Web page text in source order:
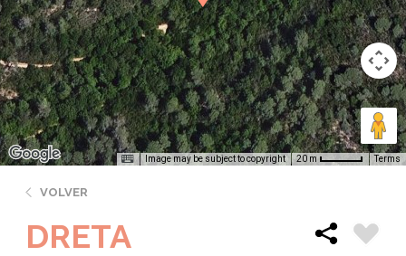
Image may be subject to copyright 20 m Terms
VOLVER
DRETA